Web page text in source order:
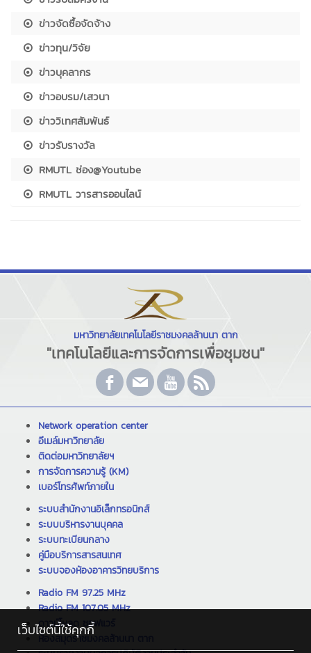
ข่าวจัดซื้อจัดจ้าง
ข่าวทุน/วิจัย
ข่าวบุคลากร
ข่าวอบรม/เสวนา
ข่าววิเทศสัมพันธ์
ข่าวรับรางวัล
RMUTL ช่อง@Youtube
RMUTL วารสารออนไลน์
มหาวิทยาลัยเทคโนโลยีราชมงคลล้านนา ตาก
"เทคโนโลยีและการจัดการเพื่อชุมชน"
Network operation center
อีเมล์มหาวิทยาลัย
ติดต่อมหาวิทยาลัยฯ
การจัดการความรู้ (KM)
เบอร์โทรศัพท์ภายใน
ระบบสำนักงานอิเล็กทรอนิกส์
ระบบบริหารงานบุคคล
ระบบทะเบียนกลาง
คู่มือบริการสารสนเทศ
ระบบจองห้องอาคารวิทยบริการ
Radio FM 97.25 MHz
Radio FM 107.05 MHz
ดาวน์โหลด ซอฟแวร์
ห้องสมุดราชมงคลล้านนา ตาก
เว็บไซต์นี้ใช้คุกกี้